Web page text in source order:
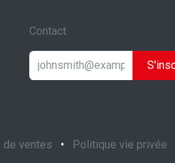
Contact
de ventes • Politique vie privée